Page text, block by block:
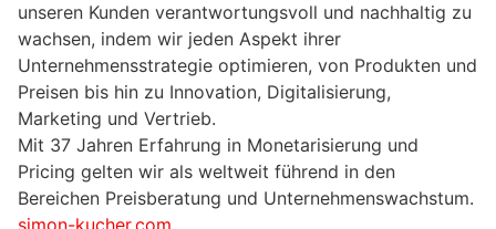
unseren Kunden verantwortungsvoll und nachhaltig zu
wachsen, indem wir jeden Aspekt ihrer
Unternehmensstrategie optimieren, von Produkten und
Preisen bis hin zu Innovation, Digitalisierung,
Marketing und Vertrieb.
Mit 37 Jahren Erfahrung in Monetarisierung und
Pricing gelten wir als weltweit führend in den
Bereichen Preisberatung und Unternehmenswachstum.